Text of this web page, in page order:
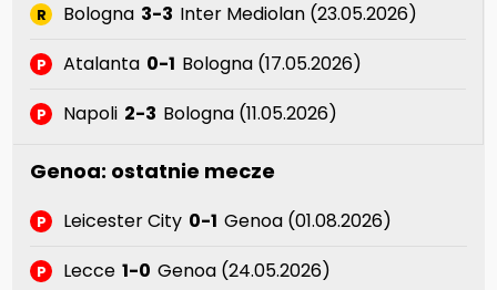
R Bologna 3-3 Inter Mediolan (23.05.2026)
P Atalanta 0-1 Bologna (17.05.2026)
P Napoli 2-3 Bologna (11.05.2026)
Genoa: ostatnie mecze
P Leicester City 0-1 Genoa (01.08.2026)
P Lecce 1-0 Genoa (24.05.2026)